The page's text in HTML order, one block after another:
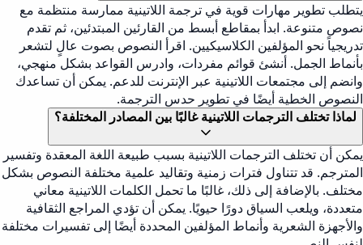
يتطلب تطوير مهارات قوية في ترجمة اللاتينية ممارسة منتظمة مع
نصوص متنوعة. ابدأ بمقاطع أبسط من القارئين المبتدئين، ثم تقدم
تدريجياً نحو المؤلفين الكلاسيكيين. اقرأ النصوص بصوت عالٍ لتشعر
بأنماط الجمل. أنشئ قوائم مفردات، وادرس القواعد بشكل منهجي،
وانضم إلى مجتمعات اللاتينية عبر الإنترنت للدعم. يمكن أن تساعدك
النصوص الخطية أيضًا في تطوير حدس الترجمة.
لماذا تختلف الترجمات اللاتينية غالبًا بين المصادر المختلفة؟
يمكن أن تختلف الترجمات اللاتينية بسبب طبيعة اللغة المعقدة وتفسير
المترجم. قد تتناول فترات زمنية وتقاليد علمية مختلفة النصوص بشكل
مختلف. بالإضافة إلى ذلك، غالبًا ما تحمل الكلمات اللاتينية معاني
متعددة، ويلعب السياق دورًا حيويًا. يمكن أن تؤدي المراجع الثقافية
والأجهزة الشعرية وأنماط المؤلفين المحددة أيضًا إلى تفسيرات مختلفة